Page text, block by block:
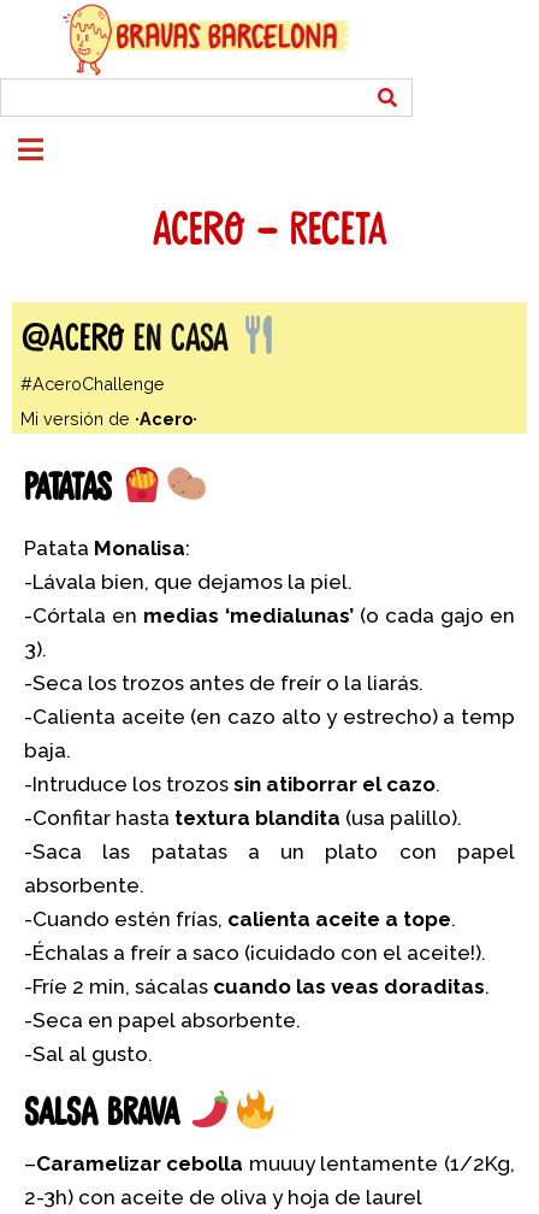
ACERO – RECETA
@aceroen casa
#AceroChallenge
Mi versión de ·Acero·
Patatas
Patata Monalisa:
-Lávala bien, que dejamos la piel.
-Córtala en medias ‘medialunas’ (o cada gajo en
3).
-Seca los trozos antes de freír o la liarás.
-Calienta aceite (en cazo alto y estrecho) a temp
baja.
-Intruduce los trozos sin atiborrar el cazo.
-Confitar hasta textura blandita (usa palillo).
-Saca las patatas a un plato con papel
absorbente.
-Cuando estén frías, calienta aceite a tope.
-Échalas a freír a saco (¡cuidado con el aceite!).
-Fríe 2 min, sácalas cuando las veas doraditas.
-Seca en papel absorbente.
-Sal al gusto.
Salsa brava
–Caramelizar cebolla muuuy lentamente (1/2Kg,
2-3h) con aceite de oliva y hoja de laurel